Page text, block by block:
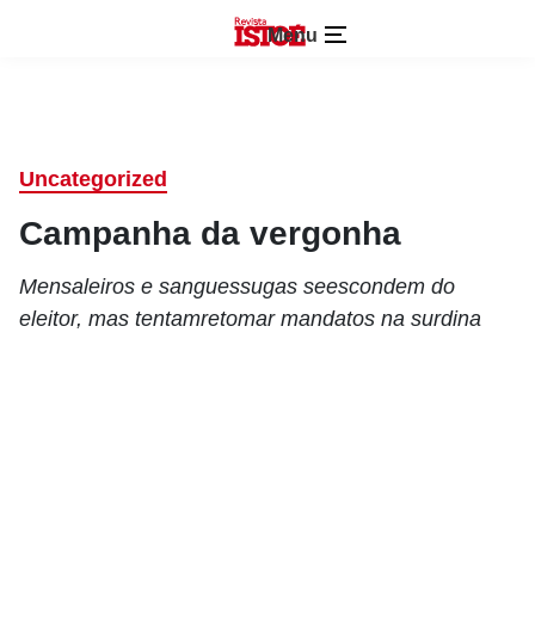
Menu
Uncategorized
Campanha da vergonha
Mensaleiros e sanguessugas seescondem do
eleitor, mas tentamretomar mandatos na surdina